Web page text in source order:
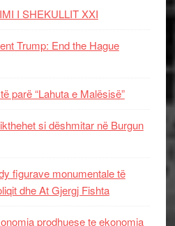
I SHEKULLIT XXI
Trump: End the Hague
parë “Lahuta e Malësisë”
si dëshmitar në Burgun
figurave monumentale të
dhe At Gjergj Fishta
prodhuese te ekonomia